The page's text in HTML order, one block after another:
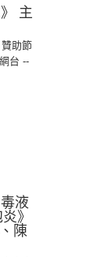
主
助節
台 --
液
》
陳